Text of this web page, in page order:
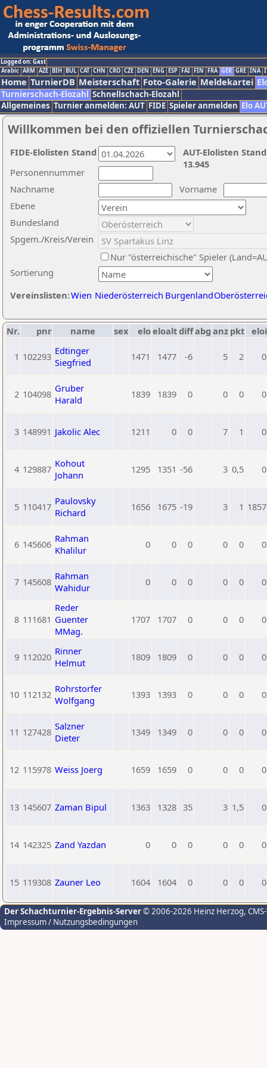
Logged on: Gast
Arabic ARM AZE BIH BUL CAT CHN CRO CZE DEN ENG ESP FAI FIN FRA GER GRE INA
Home TurnierDB Meisterschaft Foto-Galerie Meldekartei
Turnierschach-Elozahl Schnellschach-Elozahl
Allgemeines Turnier anmelden: AUT FIDE Spieler anmelden Elo
Willkommen bei den offiziellen
Nachname
Vorname
Ebene
Sortierung
Personennummer
Bundesland
Spgem./Kreis/Verein
Nur "österreichische" Spieler
Vereinslisten:Wien Niederösterreich Burgenland
AUT-Elolisten
13.945
FIDE-Elolisten Stand
Nr. pnr name sex eloeloaltdiffabg anz pkt eloi
1 102293 Edtinger
Siegfried
1471 1477 -6 5 2 0
2 104098 Gruber
Harald
1839 1839 0 0 0 0
3 148991 Jakolic Alec 1211 0 0 7 1 0
4 129887 Kohout
Johann
1295 1351 -56 3 0,5 0
5 110417 Paulovsky
Richard
1656 1675 -19 3 1 1857
6 145606 Rahman
Khalilur
0 0 0 0 0 0
7 145608 Rahman
Wahidur
0 0 0 0 0 0
8 111681
Reder
Guenter
MMag.
1707 1707 0 0 0 0
9 112020 Rinner
Helmut
1809 1809 0 0 0 0
10 112132 Rohrstorfer
Wolfgang
1393 1393 0 0 0 0
11 127428 Salzner
Dieter
1349 1349 0 0 0 0
12 115978 Weiss Joerg 1659 1659 0 0 0 0
13 145607 Zaman Bipul 1363 1328 35 3 1,5 0
14 142325 Zand Yazdan 0 0 0 0 0 0
15 119308 Zauner Leo 1604 1604 0 0 0 0
Der Schachturnier-Ergebnis-Server© 2006-2026 Heinz Herzog,
Impressum / Nutzungsbedingungen